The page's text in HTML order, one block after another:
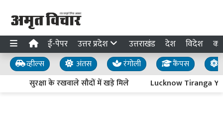
ई-पेपर उत्तर प्रदेश उत्तराखंड देश विदेश
व्हील्स अंतस रंगोली कैंपस
सुरक्षा के रखवाले सौदों में खड़े मिले
Lucknow Tiranga